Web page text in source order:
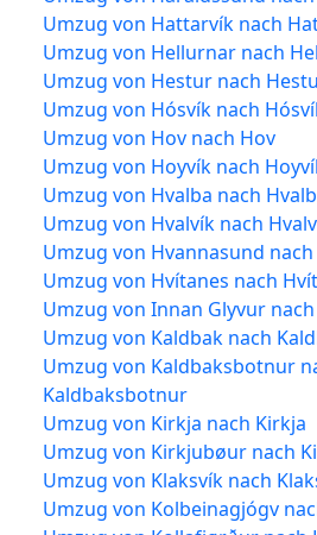
Umzug von Hattarvík nach
Umzug von Hellurnar nach
Umzug von Hestur nach
Umzug von Hósvík nach
Umzug von Hov nach Hov
Umzug von Hoyvík nach
Umzug von Hvalba nach
Umzug von Hvalvík nach
Umzug von Hvannasund
Umzug von Hvítanes nach
Umzug von Innan Glyvur
Umzug von Kaldbak nach
Umzug von Kaldbaksbotnur
Kaldbaksbotnur
Umzug von Kirkja nach Kirkja
Umzug von Kirkjubøur nach
Umzug von Klaksvík nach
Umzug von Kolbeinagjógv